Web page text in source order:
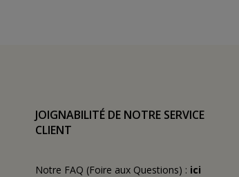
JOIGNABILITÉ DE NOTRE SERVICE
CLIENT
Notre FAQ (Foire aux Questions) : ici